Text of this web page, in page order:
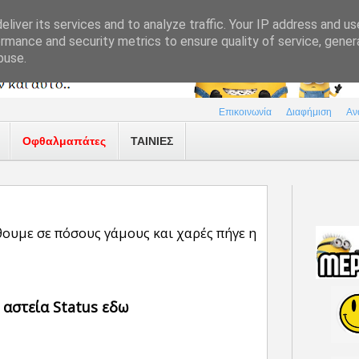
Επικοινωνία Διαφήμιση
Οφθαλμαπάτες ΤΑΙΝΙΕΣ
σε πόσους γάμους και χαρές πήγε η
Status εδω
its services and to analyze traffic. Your IP address and
and security metrics to ensure quality of service,